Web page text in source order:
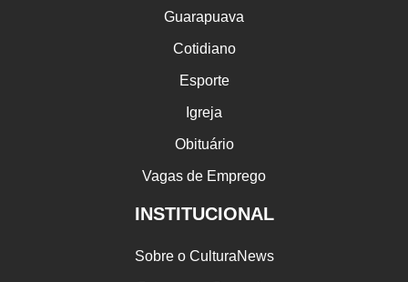
Guarapuava
Cotidiano
Esporte
Igreja
Obituário
Vagas de Emprego
INSTITUCIONAL
Sobre o CulturaNews